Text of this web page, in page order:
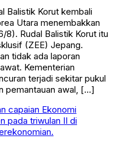
Balistik Korut kembali
Utara menembakkan
8). Rudal Balistik Korut itu
(ZEE) Jepang.
tidak ada laporan
Kementerian
terjadi sekitar pukul
pemantauan awal, […]